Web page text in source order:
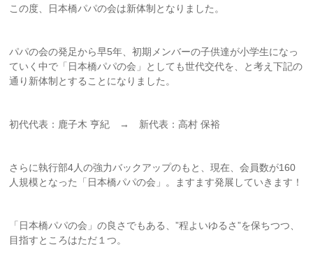
この度、日本橋パパの会は新体制となりました。
パパの会の発足から早5年、初期メンバーの子供達が小学生になっ
ていく中で「日本橋パパの会」としても世代交代を、と考え下記の
通り新体制とすることになりました。
初代代表：鹿子木 亨紀 → 新代表：高村 保裕
さらに執行部4人の強力バックアップのもと、現在、会員数が160
人規模となった「日本橋パパの会」。ますます発展していきます！
「日本橋パパの会」の良さでもある、”程よいゆるさ”を保ちつつ、
目指すところはただ１つ。